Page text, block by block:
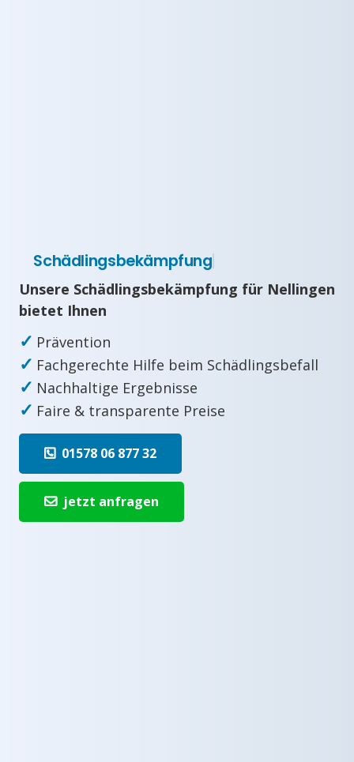
Schädlingsbekämpfung
Unsere Schädlingsbekämpfung für Nellingen
bietet Ihnen
✓ Prävention
✓ Fachgerechte Hilfe beim Schädlingsbefall
✓ Nachhaltige Ergebnisse
✓ Faire & transparente Preise
01578 06 877 32
jetzt anfragen